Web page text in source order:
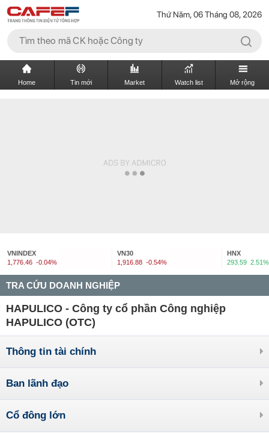
Thứ Năm, 06 Tháng 08, 2026
Home Tin mới Market Watch list Mở rộng
VNINDEX
1,776.46 -0.04%
VN30
1,916.88 -0.54%
HNX
293.59 2.51%
TRA CỨU DOANH NGHIỆP
HAPULICO - Công ty cổ phần Công nghiệp
HAPULICO (OTC)
Thông tin tài chính
Ban lãnh đạo
Cổ đông lớn